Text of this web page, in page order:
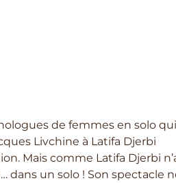
de femmes en solo qui
Livchine à Latifa Djerbi
Mais comme Latifa Djerbi
dans un solo ! Son spectacle